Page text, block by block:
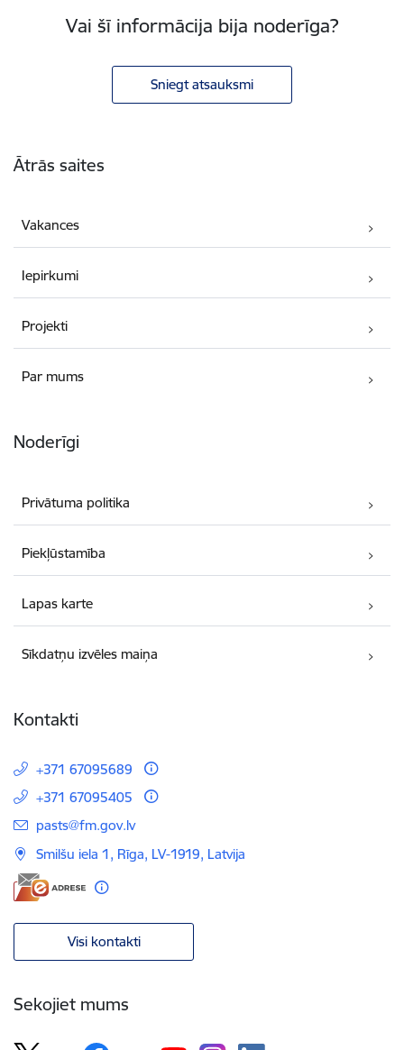
Vai šī informācija bija noderīga?
Sniegt atsauksmi
Ātrās saites
Vakances
Iepirkumi
Projekti
Par mums
Noderīgi
Privātuma politika
Piekļūstamība
Lapas karte
Sīkdatņu izvēles maiņa
Kontakti
+371 67095689
+371 67095405
E-pasts:
pasts@fm.gov.lv
Smilšu iela 1, Rīga, LV-1919, Latvija
Visi kontakti
Sekojiet mums